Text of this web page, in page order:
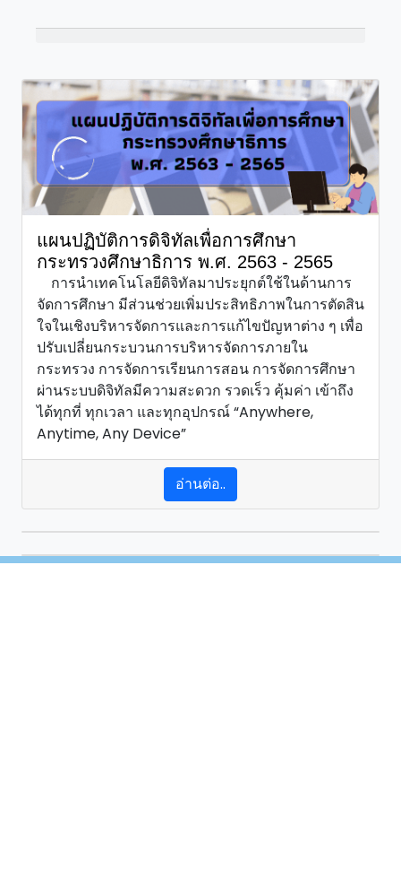
แผนปฏิบัติการดิจิทัลเพื่อการศึกษา
กระทรวงศึกษาธิการ พ.ศ. 2563 - 2565
การนำเทคโนโลยีดิจิทัลมาประยุกต์ใช้ในด้านการ
จัดการศึกษา มีส่วนช่วยเพิ่มประสิทธิภาพในการตัดสิน
ใจในเชิงบริหารจัดการและการแก้ไขปัญหาต่าง ๆ เพื่อ
ปรับเปลี่ยนกระบวนการบริหารจัดการภายใน
กระทรวง การจัดการเรียนการสอน การจัดการศึกษา
ผ่านระบบดิจิทัลมีความสะดวก รวดเร็ว คุ้มค่า เข้าถึง
ได้ทุกที่ ทุกเวลา และทุกอุปกรณ์ “Anywhere,
Anytime, Any Device”
อ่านต่อ..